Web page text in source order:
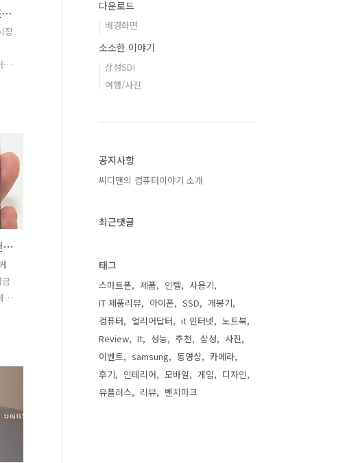
2
를
코원 Z2 후기 Cowon Z2 PLENUE 외형 디자인편
장
로
즐
아이폰4S 케이스 추천 벨킨 캔디케이스 사용기
이
다운로드
배경화면
소소한 이야기
삼성SDI
여행/사진
공지사항
씨디맨의 컴퓨터이야기 소개
최근댓글
태그
스마트폰 제품 인텔
사용기
IT 제품리뷰
아이폰 SSD
개봉기
컴퓨터
얼리어답터 it 인터넷
노트북
Review
It 성능 추천 삼성
사진
이벤트
samsung 동영상
카메라
후기
인테리어 모바일 게임
디자인
유플러스
리뷰 벤치마크